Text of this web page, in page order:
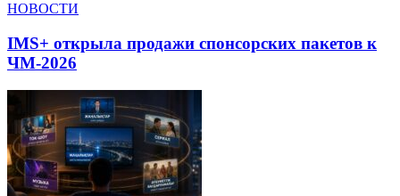
НОВОСТИ
IMS+ открыла продажи спонсорских пакетов к
ЧМ-2026